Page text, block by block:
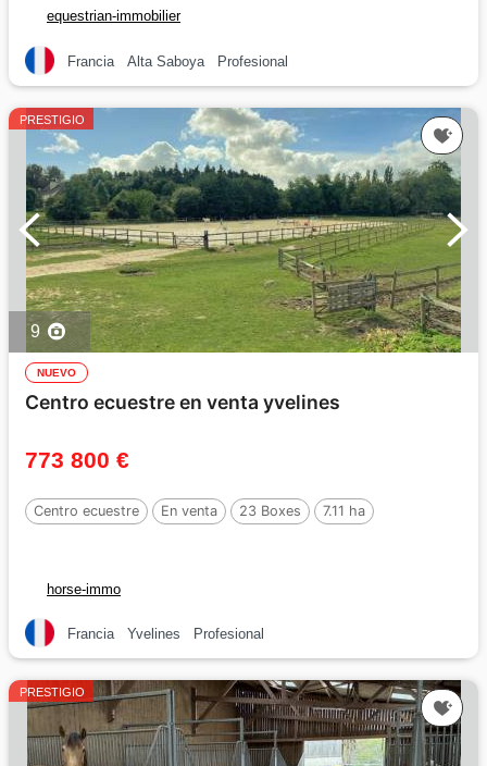
equestrian-immobilier
Francia Alta Saboya Profesional
PRESTIGIO
9
NUEVO
Centro ecuestre en venta yvelines
773 800 €
Centro ecuestre En venta 23 Boxes 7.11 ha
horse-immo
Francia Yvelines Profesional
PRESTIGIO